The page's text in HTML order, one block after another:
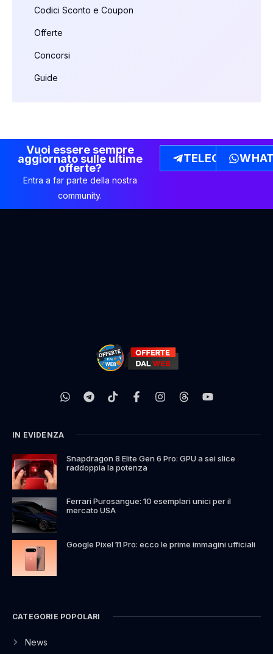
Codici Sconto e Coupon
Offerte
Concorsi
Guide
Vuoi essere sempre
aggiornato sulle ultime
offerte?
Entra a far parte della nostra
community.
TELEGRAM
IN EVIDENZA
Snapdragon 8 Elite Gen 6 Pro: GPU a sei slice
raddoppia la potenza
Ferrari Purosangue: 10 esemplari unici per il
mercato USA
Google Pixel 11 Pro: ecco le prime immagini ufficiali
CATEGORIE POPOLARI
News